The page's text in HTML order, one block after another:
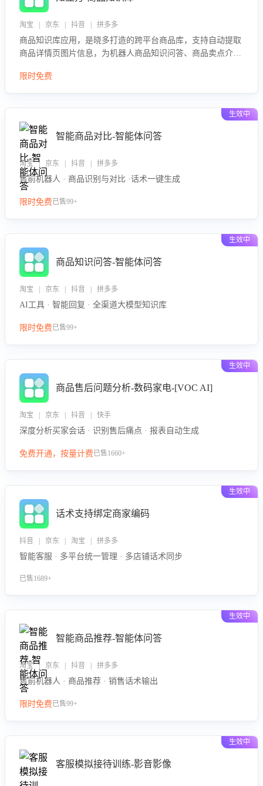
淘宝 | 京东 | 抖音 | 拼多多
商品知识库应用，是晓多打造的跨平台商品库，支持自动提取
商品详情页图片信息，为机器人商品知识问答、商品卖点介绍
限时免费
生效中
智能商品对比-智能体问答
淘宝 | 京东 | 抖音 | 拼多多
售前机器人 · 商品识别与对比 ·话术一键生成
限时免费已售99+
生效中
商品知识问答-智能体问答
淘宝 | 京东 | 抖音 | 拼多多
AI工具 · 智能回复 · 全渠道大模型知识库
限时免费已售99+
生效中
商品售后问题分析-数码家电-[VOC AI]
淘宝 | 京东 | 抖音 | 快手
深度分析买家会话 · 识别售后痛点 · 报表自动生成
免费开通，按量计费已售1660+
生效中
话术支持绑定商家编码
抖音 | 京东 | 淘宝 | 拼多多
智能客服 · 多平台统一管理 · 多店铺话术同步
已售1689+
生效中
智能商品推荐-智能体问答
淘宝 | 京东 | 抖音 | 拼多多
售前机器人 · 商品推荐 · 销售话术输出
限时免费已售99+
生效中
客服模拟接待训练-影音影像